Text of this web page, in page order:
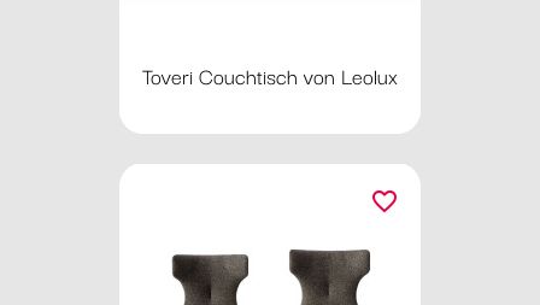
Toveri Couchtisch von Leolux
favorite_border